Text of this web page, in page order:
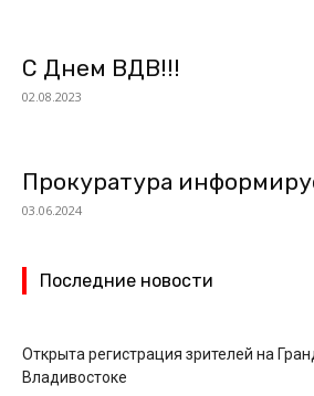
С Днем ВДВ!!!
02.08.2023
Прокуратура
03.06.2024
Последние новости
Открыта регистрация зрителей на
Владивостоке